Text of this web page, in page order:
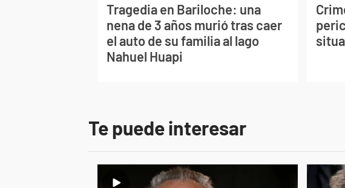
Tragedia en Bariloche: una
nena de 3 años murió tras caer
el auto de su familia al lago
Nahuel Huapi
Te puede interesar